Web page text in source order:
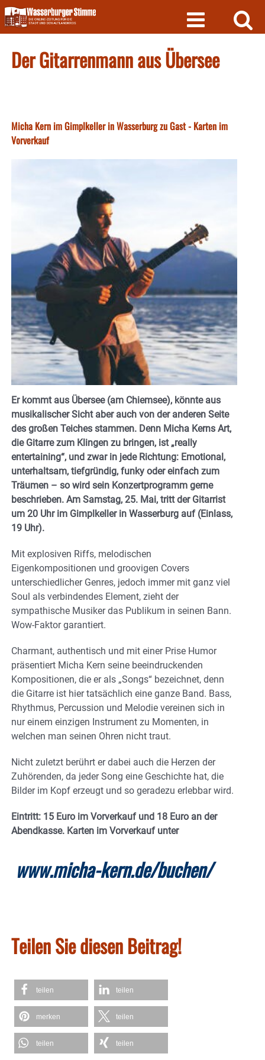
Skip
to
content
Der Gitarrenmann aus Übersee
Micha Kern im Gimplkeller in Wasserburg zu Gast - Karten im
Vorverkauf
Er kommt aus Übersee (am Chiemsee), könnte aus
musikalischer Sicht aber auch von der anderen Seite
des großen Teiches stammen. Denn Micha Kerns Art,
die Gitarre zum Klingen zu bringen, ist „really
entertaining“, und zwar in jede Richtung: Emotional,
unterhaltsam, tiefgründig, funky oder einfach zum
Träumen – so wird sein Konzertprogramm gerne
beschrieben. Am Samstag, 25. Mai, tritt der Gitarrist
um 20 Uhr im Gimplkeller in Wasserburg auf (Einlass,
19 Uhr).
Mit explosiven Riffs, melodischen
Eigenkompositionen und groovigen Covers
unterschiedlicher Genres, jedoch immer mit ganz viel
Soul als verbindendes Element, zieht der
sympathische Musiker das Publikum in seinen Bann.
Wow-Faktor garantiert.
Charmant, authentisch und mit einer Prise Humor
präsentiert Micha Kern seine beeindruckenden
Kompositionen, die er als „Songs“ bezeichnet, denn
die Gitarre ist hier tatsächlich eine ganze Band. Bass,
Rhythmus, Percussion und Melodie vereinen sich in
nur einem einzigen Instrument zu Momenten, in
welchen man seinen Ohren nicht traut.
Nicht zuletzt berührt er dabei auch die Herzen der
Zuhörenden, da jeder Song eine Geschichte hat, die
Bilder im Kopf erzeugt und so geradezu erlebbar wird.
Eintritt: 15 Euro im Vorverkauf und 18 Euro an der
Abendkasse. Karten im Vorverkauf unter
www.micha-kern.de/buchen/
Teilen Sie diesen Beitrag!
teilen teilen
merken teilen
teilen teilen